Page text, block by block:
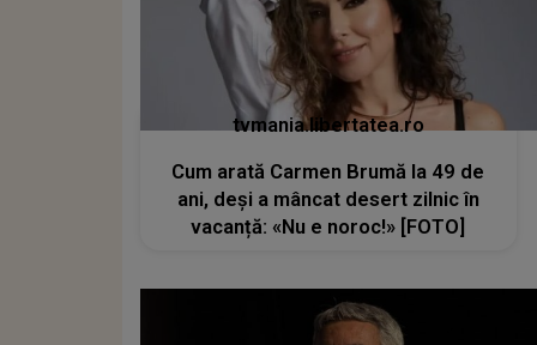
tvmania.libertatea.ro
Cum arată Carmen Brumă la 49 de
ani, deși a mâncat desert zilnic în
vacanță: «Nu e noroc!» [FOTO]